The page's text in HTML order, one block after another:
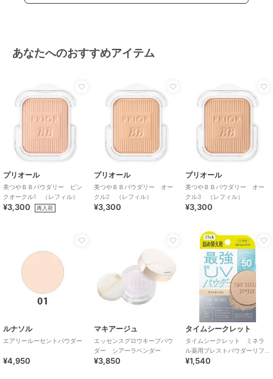
あなたへのおすすめアイテム
プリオール
美つやＢＢパウダリー ピン
クオークル1 （レフィル）
¥3,300 再入荷
プリオール
美つやＢＢパウダリー オー
クル2 （レフィル）
¥3,300
プリオール
美つやＢＢパウダリー オー
クル3 （レフィル）
¥3,300
ルナソル
エアリールーセントパウダー
¥4,950
マキアージュ
エッセンスグロウキープパウ
ダー シアーラベンダー
¥3,850
タイムシークレット
タイムシークレット ミネラ
ル薬用プレストパウダーリフ
ィル ライトオークル 8g
¥1,540